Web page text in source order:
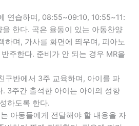
연습하며, 08:55~09:10, 10:55~11:
한다. 곡은 율동이 있는 아동찬양
하며, 가사를 화면에 띄우며, 피아노
반주한다. 준비가 안 되는 경우 MR을
구반에서 3주 교육하며, 아이를 파
. 3주간 출석한 아이는 아이의 성향
하도록 한다.
아동들에게 전달해야 할 내용을 자